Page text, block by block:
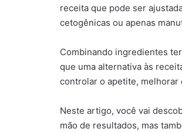
receita que pode ser
cetogênicas ou apenas
Combinando ingredientes
que uma alternativa às
controlar o apetite,
Neste artigo, você vai
mão de resultados, mas